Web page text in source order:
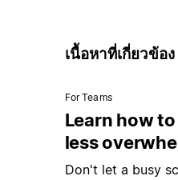
เนื้อหาที่เกี่ยวข้อง
For Teams
Learn how
less
Don't let a busy